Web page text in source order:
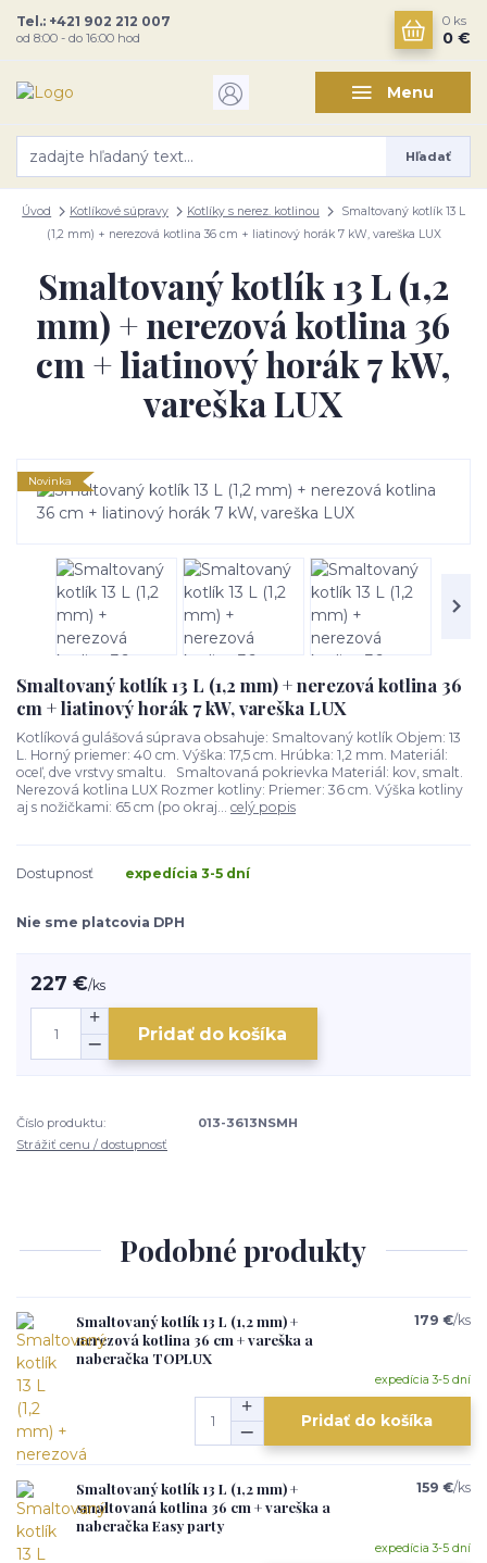
Menu
Hľadať
Tel.: +421 902 212 007
od 8:00 - do 16:00 hod
0 ks
0 €
Úvod Kotlíkové súpravy Kotlíky s nerez. kotlinou
Smaltovaný kotlík 13 L
(1,2 mm) + nerezová kotlina 36 cm + liatinový horák 7 kW, vareška LUX
Smaltovaný kotlík 13 L (1,2
mm) + nerezová kotlina 36
cm + liatinový horák 7 kW,
vareška LUX
Novinka
Smaltovaný kotlík 13 L (1,2 mm) + nerezová kotlina 36
cm + liatinový horák 7 kW, vareška LUX
Kotlíková gulášová súprava obsahuje: Smaltovaný kotlík Objem: 13
L. Horný priemer: 40 cm. Výška: 17,5 cm. Hrúbka: 1,2 mm. Materiál:
oceľ, dve vrstvy smaltu. Smaltovaná pokrievka Materiál: kov, smalt.
Nerezová kotlina LUX Rozmer kotliny: Priemer: 36 cm. Výška kotliny
aj s nožičkami: 65 cm (po okraj... celý popis
Dostupnosť expedícia 3-5 dní
Nie sme platcovia DPH
227 €/ks
Pridať do košíka
Číslo produktu:
013-3613NSMH
Strážiť cenu / dostupnosť
Podobné produkty
Smaltovaný kotlík 13 L (1,2 mm) +
nerezová kotlina 36 cm + vareška a
naberačka TOPLUX
179 €/ks
expedícia 3-5 dní
Pridať do košíka
Smaltovaný kotlík 13 L (1,2 mm) +
smaltovaná kotlina 36 cm + vareška a
naberačka Easy party
159 €/ks
expedícia 3-5 dní